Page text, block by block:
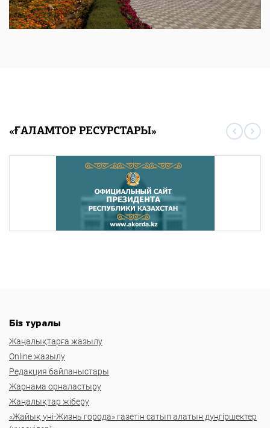
«ҒАЛАМТОР РЕСУРСТАРЫ»
Біз туралы
Жаңалықтарға жазылу
Online жазылу
Редакция байланыстары
Жарнама орналастыру
Жаңалықтар жіберу
«Жайық үні-Жизнь города» газетін сатып алатын дүңгіршектер